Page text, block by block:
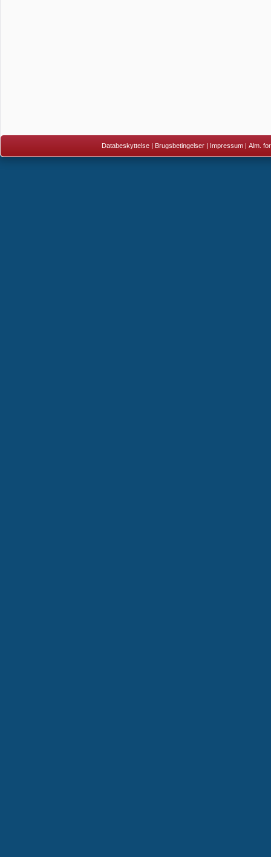
Databeskyttelse | Brugsbetingelser | Impressum | Alm.